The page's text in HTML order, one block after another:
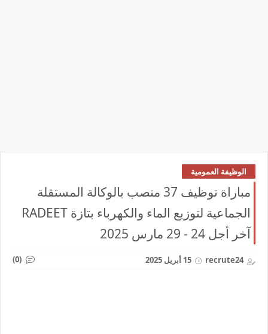
الوظيفة العمومية
مباراة توظيف 37 منصب بالوكالة المستقلة
الجماعية لتوزيع الماء والكهرباء بتازة RADEET
آخر أجل 24 - 29 مارس 2025
recrute24 15 أبريل 2025 (0)